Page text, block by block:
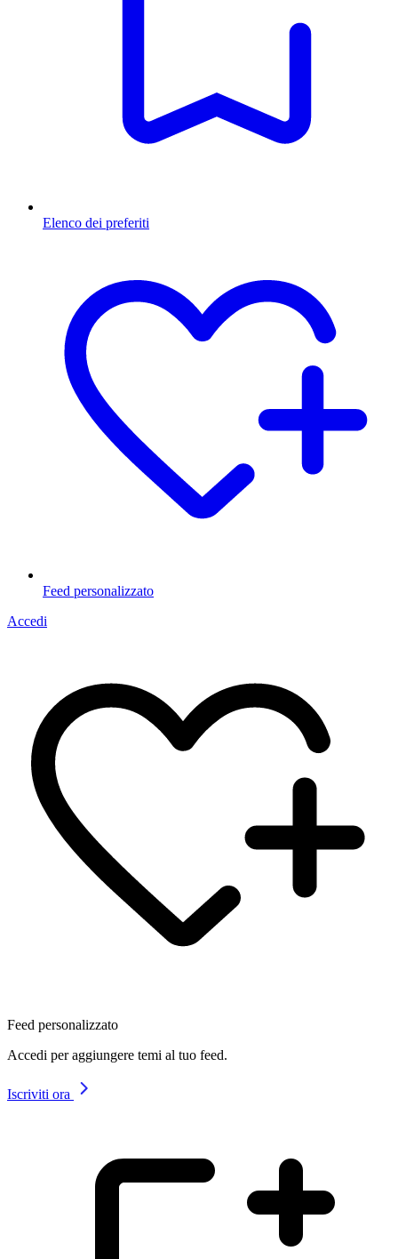
Elenco dei preferiti
Feed personalizzato
Accedi
Feed personalizzato
Accedi per aggiungere temi al tuo feed.
Iscriviti ora